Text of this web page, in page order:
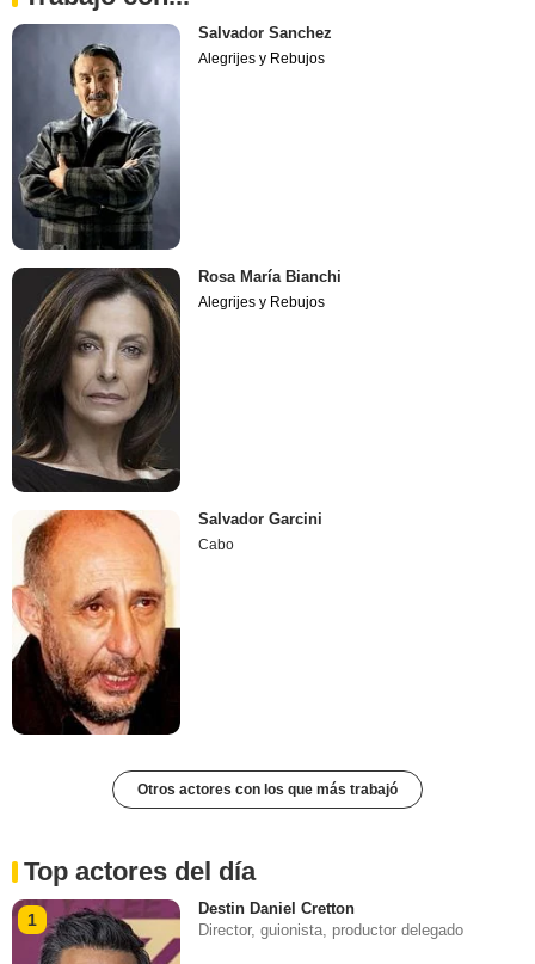
Salvador Sanchez
Alegrijes y Rebujos
Rosa María Bianchi
Alegrijes y Rebujos
Salvador Garcini
Cabo
Otros actores con los que más trabajó
Top actores del día
1
Destin Daniel Cretton
Director, guionista, productor delegado